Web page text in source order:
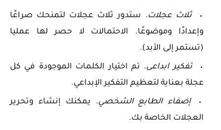
ثلاث عجلات. ستدور ثلاث عجلات لتمنحك صراعًا
وإعدادًا وموضوعًا. الاحتمالات لا حصر لها عمليا
(تستمر إلى الأبد).
تفكير ابداعى. تم اختيار الكلمات الموجودة في كل
عجلة بعناية لتعظيم التفكير الإبداعي.
إضفاء الطابع الشخصي. يمكنك إنشاء وتحرير
العجلات الخاصة بك.